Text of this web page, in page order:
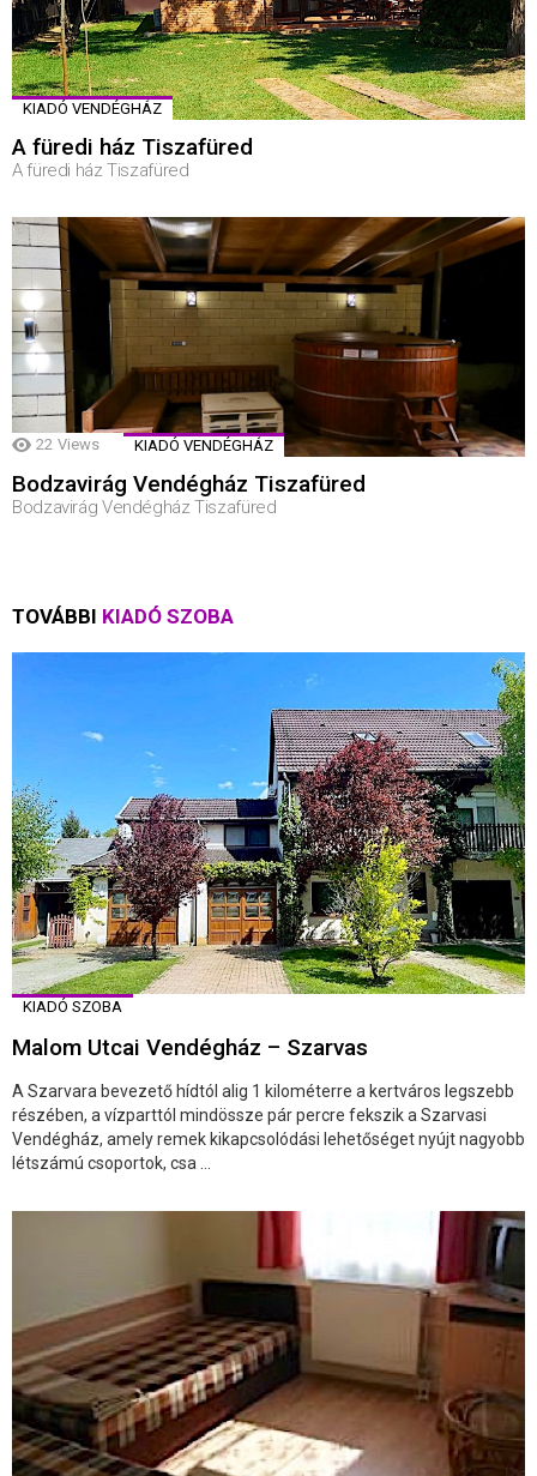
KIADÓ VENDÉGHÁZ
A füredi ház Tiszafüred
A füredi ház Tiszafüred
22 Views KIADÓ VENDÉGHÁZ
Bodzavirág Vendégház Tiszafüred
Bodzavirág Vendégház Tiszafüred
TOVÁBBI KIADÓ SZOBA
KIADÓ SZOBA
Malom Utcai Vendégház – Szarvas
A Szarvara bevezető hídtól alig 1 kilométerre a kertváros legszebb
részében, a vízparttól mindössze pár percre fekszik a Szarvasi
Vendégház, amely remek kikapcsolódási lehetőséget nyújt nagyobb
létszámú csoportok, csa ...